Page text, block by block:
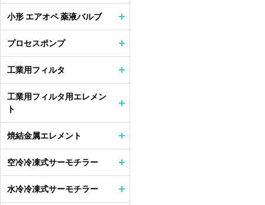
小形 エアオペ 薬液バルブ
プロセスポンプ
工業用フィルタ
工業用フィルタ用エレメン
ト
焼結金属エレメント
空冷冷凍式サーモチラー
水冷冷凍式サーモチラー